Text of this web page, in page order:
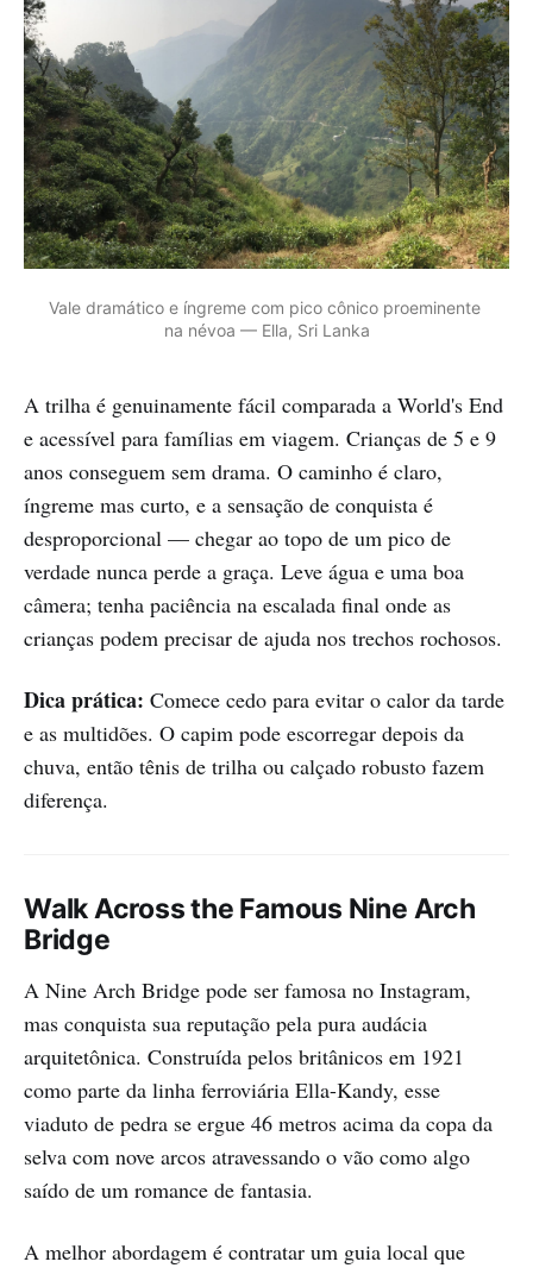
Vale dramático e íngreme com pico cônico proeminente
na névoa — Ella, Sri Lanka
A trilha é genuinamente fácil comparada a World's End
e acessível para famílias em viagem. Crianças de 5 e 9
anos conseguem sem drama. O caminho é claro,
íngreme mas curto, e a sensação de conquista é
desproporcional — chegar ao topo de um pico de
verdade nunca perde a graça. Leve água e uma boa
câmera; tenha paciência na escalada final onde as
crianças podem precisar de ajuda nos trechos rochosos.
Dica prática: Comece cedo para evitar o calor da tarde
e as multidões. O capim pode escorregar depois da
chuva, então tênis de trilha ou calçado robusto fazem
diferença.
Walk Across the Famous Nine Arch
Bridge
A Nine Arch Bridge pode ser famosa no Instagram,
mas conquista sua reputação pela pura audácia
arquitetônica. Construída pelos britânicos em 1921
como parte da linha ferroviária Ella-Kandy, esse
viaduto de pedra se ergue 46 metros acima da copa da
selva com nove arcos atravessando o vão como algo
saído de um romance de fantasia.
A melhor abordagem é contratar um guia local que